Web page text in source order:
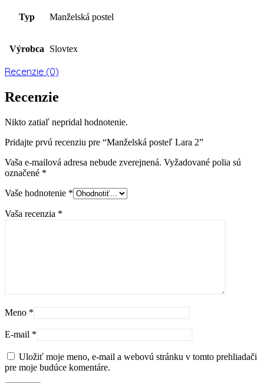
Typ Manželská postel
Výrobca Slovtex
Recenzie (0)
Recenzie
Nikto zatiaľ nepridal hodnotenie.
Pridajte prvú recenziu pre “Manželská posteľ Lara 2”
Vaša e-mailová adresa nebude zverejnená. Vyžadované polia sú
označené *
Vaše hodnotenie *
Vaša recenzia *
Meno *
E-mail *
Uložiť moje meno, e-mail a webovú stránku v tomto prehliadači
pre moje budúce komentáre.